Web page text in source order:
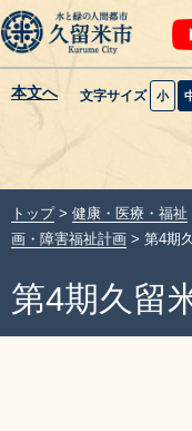
本文へ 文字サイズ 小
暮らし・届出
健康・医療・福祉
観光魅力・イベ
トップ> 健康・医療・福祉
画・障害福祉計画 > 第4期
第4期久留